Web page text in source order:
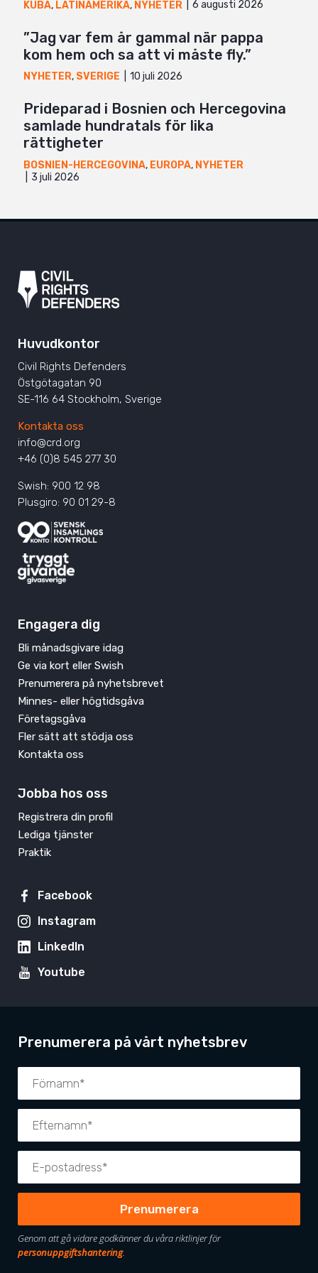
KUBA, LATINAMERIKA, NYHETER 6 augusti 2026
”Jag var fem år gammal när pappa
kom hem och sa att vi måste fly.”
NYHETER, SVERIGE 10 juli 2026
Prideparad i Bosnien och Hercegovina
samlade hundratals för lika
rättigheter
BOSNIEN-HERCEGOVINA, EUROPA, NYHETER
3 juli 2026
Huvudkontor
Civil Rights Defenders
Östgötagatan 90
SE-116 64 Stockholm, Sverige
Kontakta oss
info@crd.org
+46 (0)8 545 277 30
Swish: 900 12 98
Plusgiro: 90 01 29-8
Engagera dig
Bli månadsgivare idag
Ge via kort eller Swish
Prenumerera på nyhetsbrevet
Minnes- eller högtidsgåva
Företagsgåva
Fler sätt att stödja oss
Kontakta oss
Jobba hos oss
Registrera din profil
Lediga tjänster
Praktik
Facebook
Instagram
LinkedIn
Youtube
Prenumerera på vårt nyhetsbrev
Genom att gå vidare godkänner du våra riktlinjer för
personuppgiftshantering.